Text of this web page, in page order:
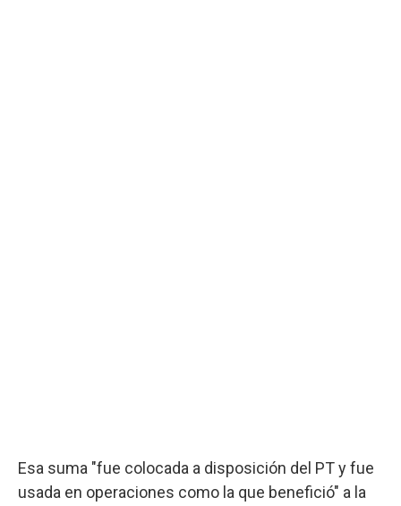
Esa suma "fue colocada a disposición del PT y fue
usada en operaciones como la que benefició" a la